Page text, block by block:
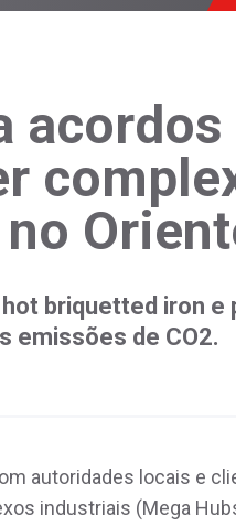
acordos
briquetted iron e
emissões de CO2.
autoridades locais e
industriais (Mega